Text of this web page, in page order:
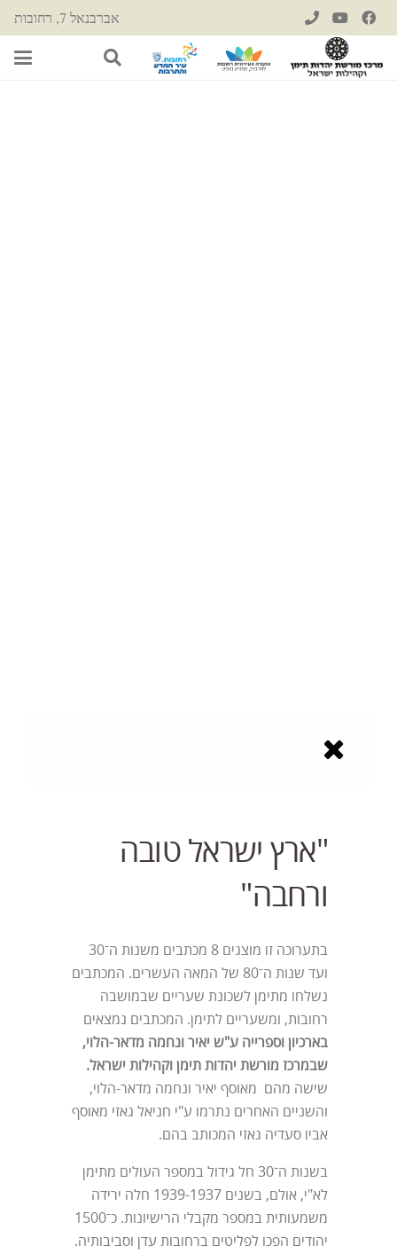
אברבנאל 7, רחובות
"ארץ ישראל טובה
ורחבה"
בתערוכה זו מוצגים 8 מכתבים משנות ה־30
ועד שנות ה־80 של המאה העשרים. המכתבים
נשלחו מתימן לשכונת שעריים שבמושבה
רחובות, ומשעריים לתימן. המכתבים נמצאים
בארכיון וספרייה ע"ש יאיר ונחמה מדאר-הלוי,
שבמרכז מורשת יהדות תימן וקהילות ישראל.
שישה מהם מאוסף יאיר ונחמה מדאר-הלוי,
והשניים האחרים נתרמו ע"י חניאל גאזי מאוסף
אביו סעדיה גאזי המכותב בהם.
בשנות ה־30 חל גידול במספר העולים מתימן
לא"י, אולם, בשנים 1939-1937 חלה ירידה
משמעותית במספר מקבלי הרישיונות. כ־1500
יהודים הפכו לפליטים ברחובות עדן וסביבותיה.